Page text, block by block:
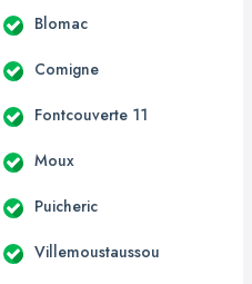
Blomac
Comigne
Fontcouverte 11
Moux
Puicheric
Villemoustaussou